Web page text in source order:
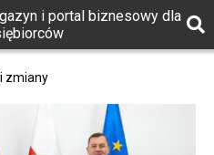
i portal biznesowy dla
zmiany